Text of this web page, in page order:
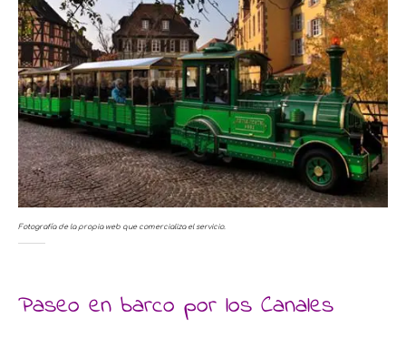
Fotografía de la propia web que comercializa el servicio.
Paseo en barco por los Canales